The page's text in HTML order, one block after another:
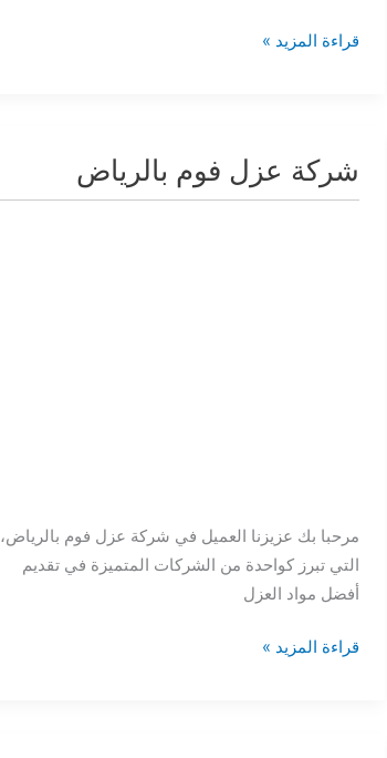
قراءة المزيد »
شركة عزل فوم بالرياض
مرحبا بك عزيزنا العميل في شركة عزل فوم بالرياض،
التي تبرز كواحدة من الشركات المتميزة في تقديم
أفضل مواد العزل
شركة
قراءة المزيد »